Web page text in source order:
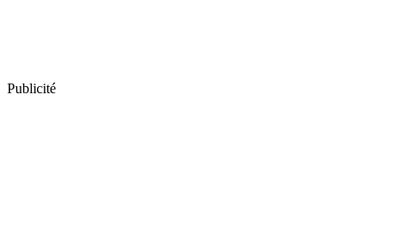
Publicité